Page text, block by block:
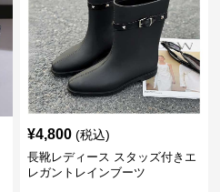
¥4,800 (税込)
長靴レディース スタッズ付きエ
レガントレインブーツ